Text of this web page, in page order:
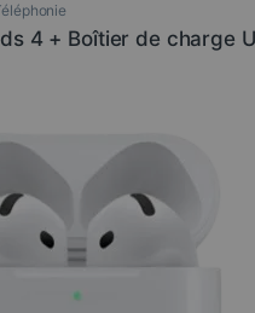
4 + Boîtier de charge